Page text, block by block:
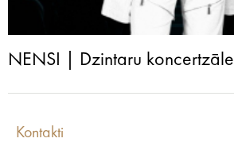
NENSI | Dzintaru koncertzāle
Kontakti